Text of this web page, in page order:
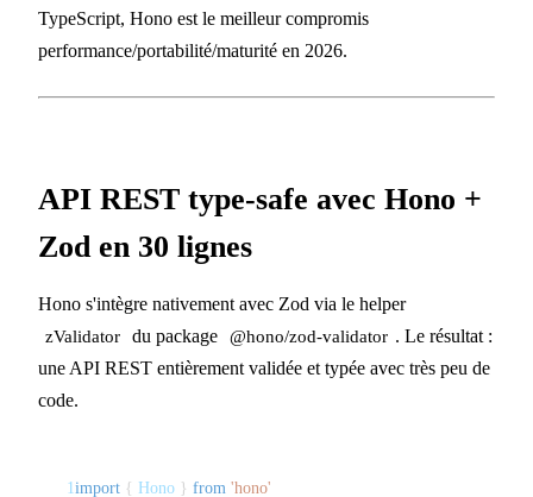
TypeScript, Hono est le meilleur compromis
performance/portabilité/maturité en 2026.
API REST type-safe avec Hono +
Zod en 30 lignes
Hono s'intègre nativement avec Zod via le helper
zValidator du package @hono/zod-validator . Le résultat :
une API REST entièrement validée et typée avec très peu de
code.
1import { Hono } from 'hono'